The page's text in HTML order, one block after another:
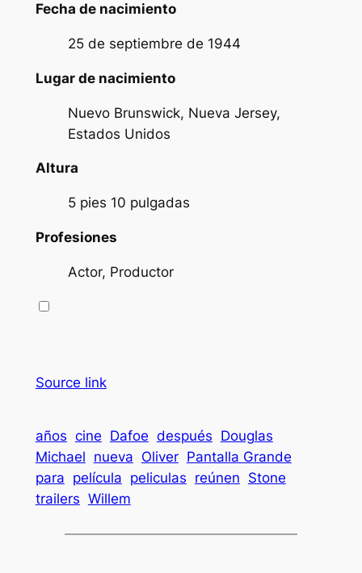
Fecha de nacimiento
25 de septiembre de 1944
Lugar de nacimiento
Nuevo Brunswick, Nueva Jersey,
Estados Unidos
Altura
5 pies 10 pulgadas
Profesiones
Actor, Productor
Source link
años cine Dafoe después Douglas
Michael nueva Oliver Pantalla Grande
para película peliculas reúnen Stone
trailers Willem